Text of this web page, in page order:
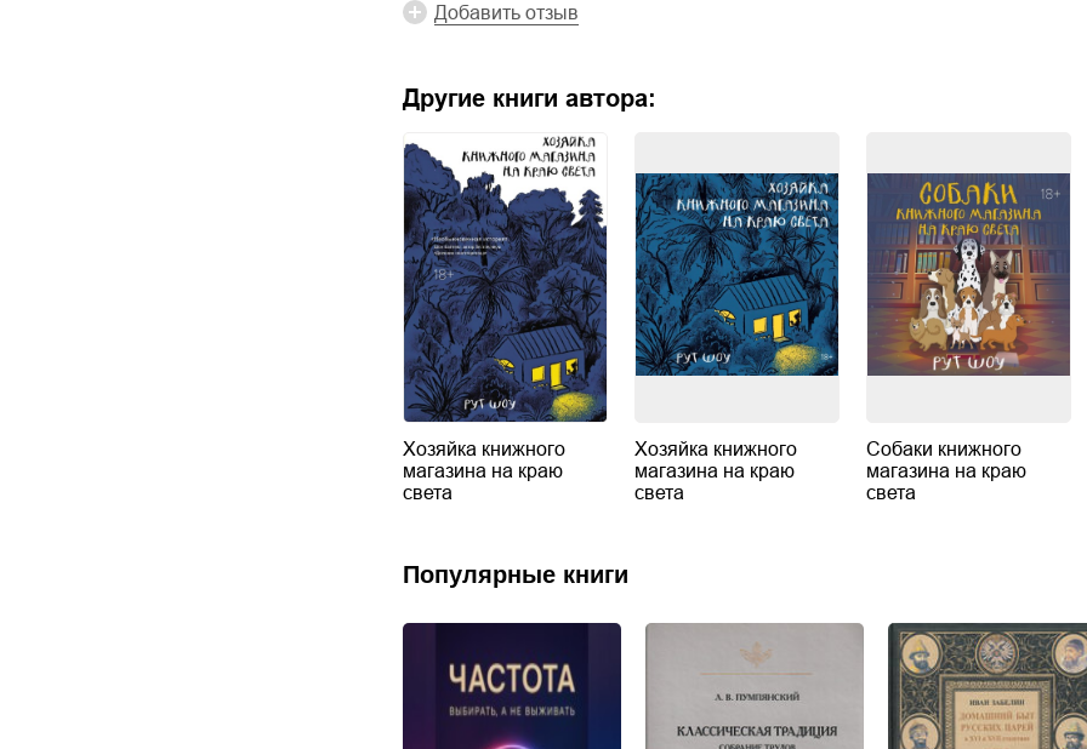
Добавить отзыв
Другие книги автора:
Хозяйка книжного
магазина на краю
света
Хозяйка книжного
магазина на краю
света
Собаки книжного
магазина на краю
света
Популярные книги